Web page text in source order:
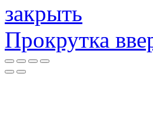
закрыть
Прокрутка